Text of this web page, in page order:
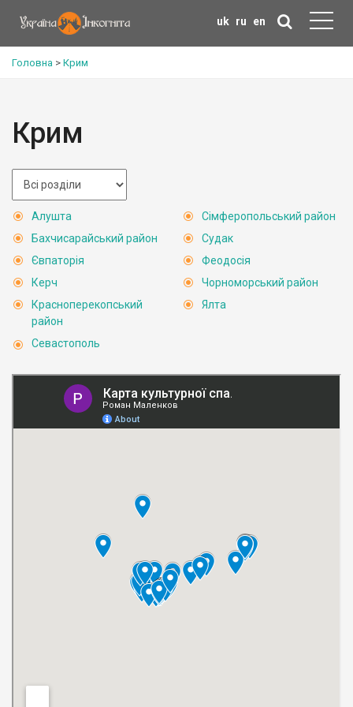
uk ru en
Головна > Крим
Крим
Алушта
Бахчисарайський район
Євпаторія
Керч
Красноперекопський
район
Севастополь
Сімферопольський район
Судак
Феодосія
Чорноморський район
Ялта